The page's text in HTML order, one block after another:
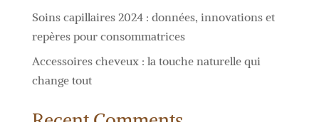
Soins capillaires 2024 : données, innovations et
repères pour consommatrices
Accessoires cheveux : la touche naturelle qui
change tout